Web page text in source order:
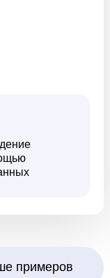
примеров